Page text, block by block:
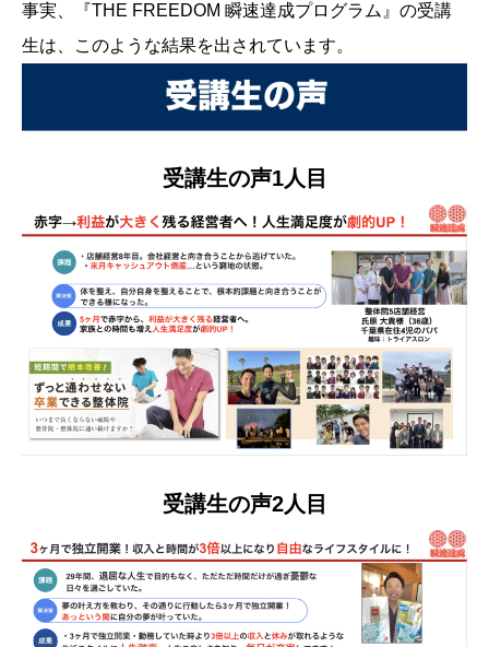
事実、『THE FREEDOM 瞬速達成プログラム』の受講
生は、このような結果を出されています。
受講生の声1人目
受講生の声2人目